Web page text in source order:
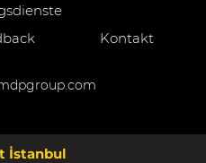
Kontakt
İstanbul